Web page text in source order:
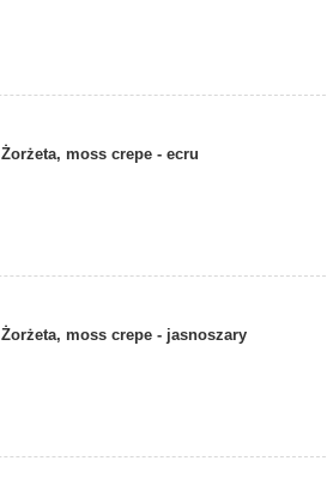
Żorżeta, moss crepe - ecru
Żorżeta, moss crepe - jasnoszary